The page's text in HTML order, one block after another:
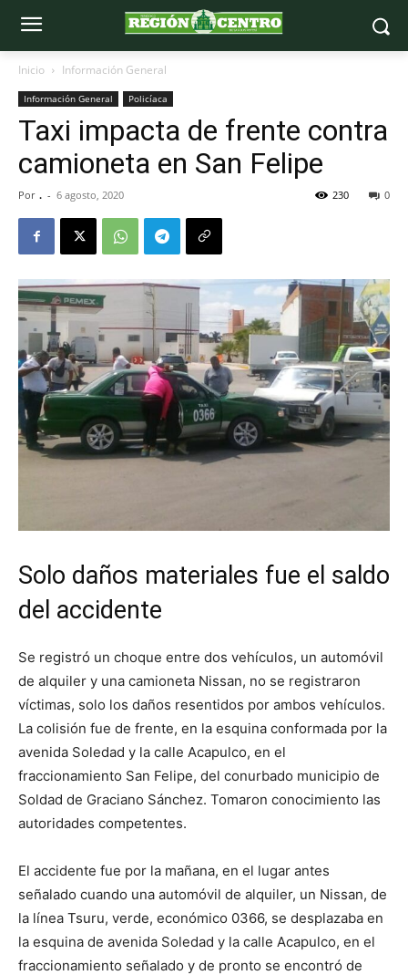
Inicio Información General
Información General Policíaca
Taxi impacta de frente contra
camioneta en San Felipe
Por . - 6 agosto, 2020 0
230
Solo daños materiales fue el saldo
del accidente
Se registró un choque entre dos vehículos, un automóvil
de alquiler y una camioneta Nissan, no se registraron
víctimas, solo los daños resentidos por ambos vehículos.
La colisión fue de frente, en la esquina conformada por la
avenida Soledad y la calle Acapulco, en el
fraccionamiento San Felipe, del conurbado municipio de
Soldad de Graciano Sánchez. Tomaron conocimiento las
autoridades competentes.
El accidente fue por la mañana, en el lugar antes
señalado cuando una automóvil de alquiler, un Nissan, de
la línea Tsuru, verde, económico 0366, se desplazaba en
la esquina de avenida Soledad y la calle Acapulco, en el
fraccionamiento señalado y de pronto se encontró de